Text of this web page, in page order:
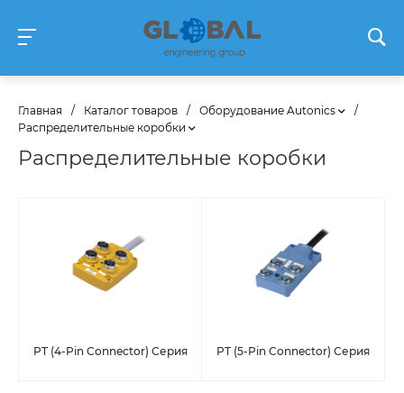
Главная / Каталог товаров / Оборудование Autonics
/
Распределительные коробки
Распределительные коробки
PT (4-Pin Connector) Серия PT (5-Pin Connector) Серия